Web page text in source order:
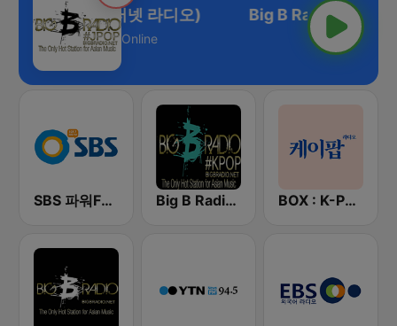
- JPOP(인터넷 라디오)
Online
SBS 파워FM-SBS 라디오 Big B Radio - KPOP(인터넷 라디오) BOX : K-POP 케이팝